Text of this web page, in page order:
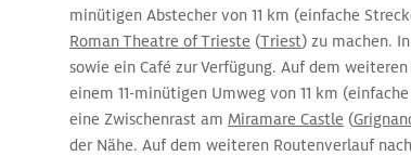
minütigen Abstecher von 11 km (einfache
Roman Theatre of Trieste (Triest) zu machen.
sowie ein Café zur Verfügung. Auf dem
einem 11-minütigen Umweg von 11 km
eine Zwischenrast am Miramare Castle (
der Nähe. Auf dem weiteren Routenverlauf